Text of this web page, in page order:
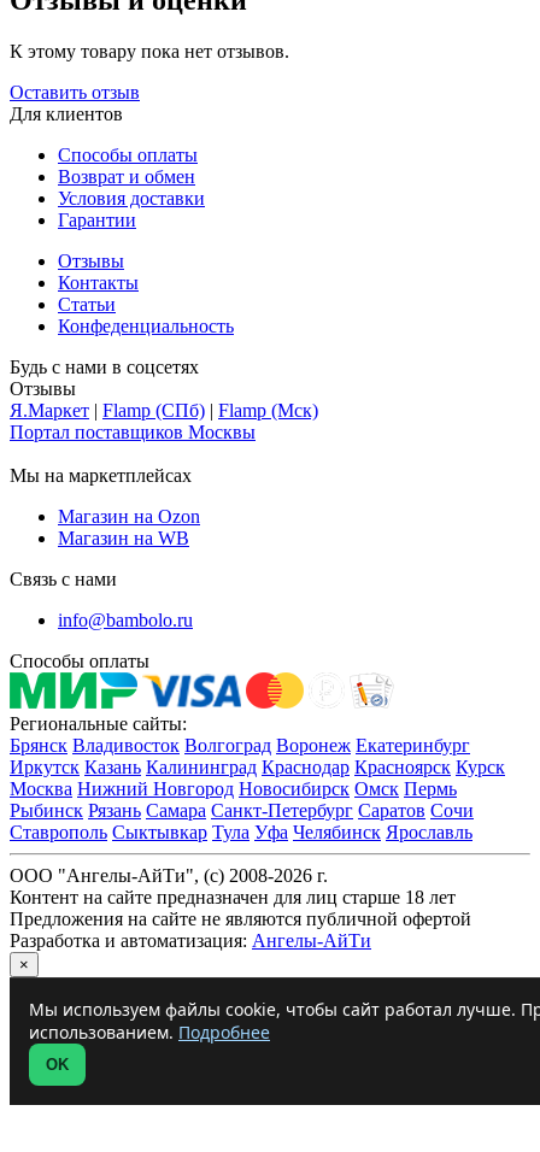
К этому товару пока нет отзывов.
Оставить отзыв
Для клиентов
Способы оплаты
Возврат и обмен
Условия доставки
Гарантии
Отзывы
Контакты
Статьи
Конфеденциальность
Будь с нами в соцсетях
Отзывы
Я.Маркет | Flamp (СПб) | Flamp (Мск)
Портал поставщиков Москвы
Мы на маркетплейсах
Магазин на Ozon
Магазин на WB
Связь с нами
info@bambolo.ru
Способы оплаты
Региональные сайты:
Брянск Владивосток Волгоград Воронеж Екатеринбург
Иркутск Казань Калининград Краснодар Красноярск Курск
Москва Нижний Новгород Новосибирск Омск Пермь
Рыбинск Рязань Самара Санкт-Петербург Саратов Сочи
Ставрополь Сыктывкар Тула Уфа Челябинск Ярославль
ООО "Ангелы-АйТи", (c) 2008-2026 г.
Контент на сайте предназначен для лиц старше 18 лет
Предложения на сайте не являются публичной офертой
Разработка и автоматизация: Ангелы-АйТи
×
Мы используем файлы cookie, чтобы сайт работал лучше.
использованием. Подробнее
OK